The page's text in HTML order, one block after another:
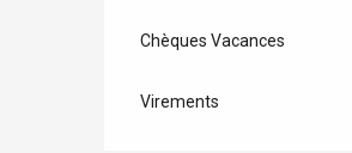
Chèques Vacances
Virements